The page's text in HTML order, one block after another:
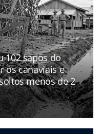
102 sapos do
os canaviais e
menos de 2